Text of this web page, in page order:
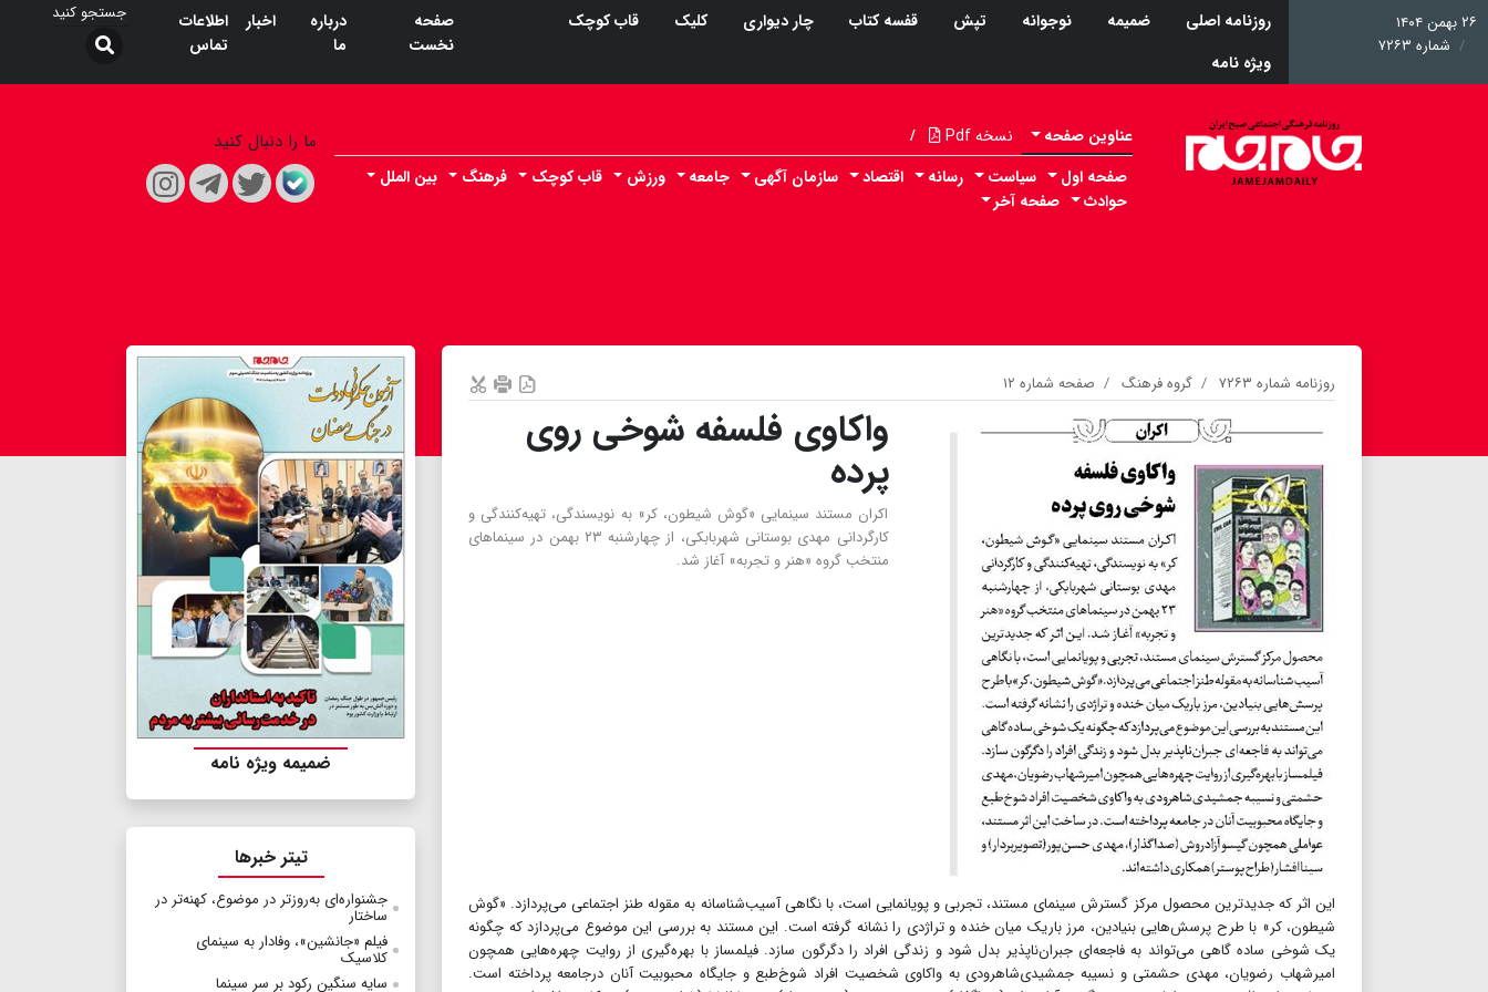
۲۶ بهمن ۱۴۰۴
شماره ۷۲۶۳
روزنامه اصلی ضمیمه نوجوانه تپش قفسه کتاب چار دیواری کلیک
قاب کوچک
ویژه نامه
صفحه
نخست
درباره
ما
اخبار
اطلاعات
تماس
عناوین صفحه نسخه Pdf /
صفحه اول سیاست رسانه اقتصاد سازمان آگهی جامعه ورزش قاب کوچک فرهنگ
بین الملل
حوادث
صفحه آخر
ما را دنبال کنید
روزنامه شماره ۷۲۶۳ گروه فرهنگ صفحه شماره ۱۲
واکاوی فلسفه شوخی روی
پرده
اکران مستند سینمایی «گوش شیطون، کر» به نویسندگی، تهیه‌کنندگی و
کارگردانی مهدی بوستانی شهربابکی، از چهارشنبه ۲۳ بهمن در سینماهای
منتخب گروه «هنر و تجربه» آغاز شد.
این اثر که جدیدترین محصول مرکز گسترش سینمای مستند، تجربی و پویانمایی است، با نگاهی آسیب‌شناسانه به مقوله طنز اجتماعی می‌پردازد. «گوش
شیطون، کر» با طرح پرسش‌هایی بنیادین، مرز باریک میان خنده و تراژدی را نشانه گرفته است. این مستند به بررسی این موضوع می‌پردازد که چگونه
یک شوخی ساده گاهی می‌تواند به فاجعه‌ای جبران‌ناپذیر بدل شود و زندگی افراد را دگرگون سازد. فیلمساز با بهره‌گیری از روایت چهره‌هایی همچون
امیرشهاب رضویان، مهدی حشمتی و نسیبه جمشیدی‌شاهرودی به واکاوی شخصیت افراد شوخ‌طبع و جایگاه محبوبیت آنان درجامعه پرداخته است.
ضمیمه ویژه نامه
تیتر خبرها
جشنواره‌ای به‌روزتر در موضوع، کهنه‌تر در
ساختار
فيلم «جانشين»، وفادار به سینمای
کلاسیک
سایه سنگین رکود بر سر سینما